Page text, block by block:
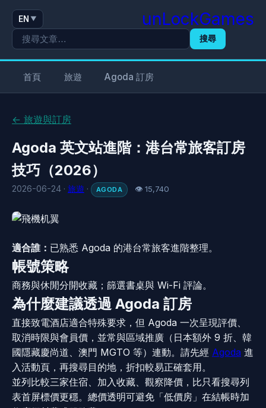
EN ▼ unLockGames
搜尋
首頁 旅遊 Agoda 訂房
← 旅遊與訂房
Agoda 英文站進階：港台常旅客訂房
技巧（2026）
2026-06-24 · 旅遊 · AGODA 👁 15,740
適合誰： 已熟悉 Agoda 的港台常旅客進階整理。
帳號策略
商務與休閒分開收藏；篩選書桌與 Wi-Fi 評論。
為什麼建議透過 Agoda 訂房
直接致電酒店適合特殊要求，但 Agoda 一次呈現評價、
取消時限與會員價，並常與區域推廣（日本額外 9 折、韓
國隱藏慶尚道、澳門 MGTO 等）連動。請先經 Agoda 進
入活動頁，再搜尋目的地，折扣較易正確套用。
並列比較三家住宿、加入收藏、觀察降價，比只看搜尋列
表首屏標價更穩。總價透明可避免「低價房」在結帳時加